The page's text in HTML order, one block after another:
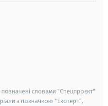
позначені словами "Спецпроєкт"
з позначкою "Експерт",